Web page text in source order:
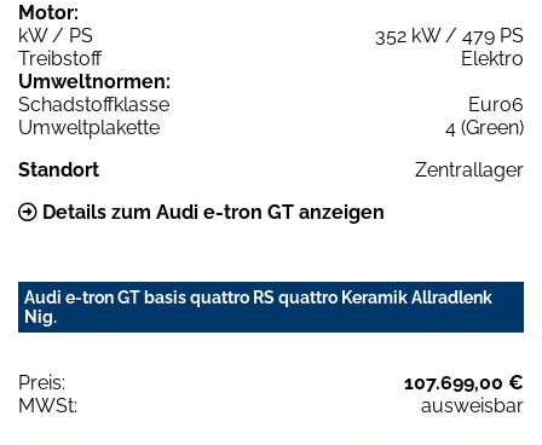
Motor:
kW / PS
352 kW / 479 PS
Treibstoff
Elektro
Umweltnormen:
Schadstoffklasse
Euro6
Umweltplakette
4 (Green)
Standort
Zentrallager
Details zum Audi e-tron GT anzeigen
Audi e-tron GT basis quattro RS quattro Keramik Allradlenk
Nig.
Preis:
107.699,00 €
MWSt:
ausweisbar